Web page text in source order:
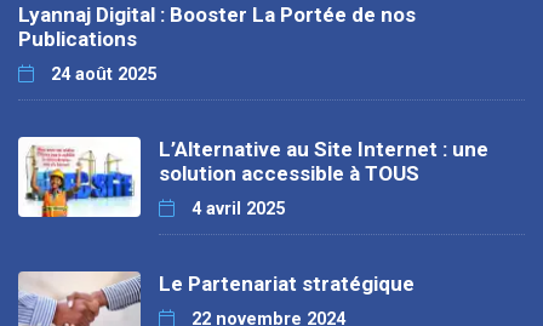
Lyannaj Digital : Booster La Portée de nos
Publications
24 août 2025
L’Alternative au Site Internet : une
solution accessible à TOUS
4 avril 2025
Le Partenariat stratégique
22 novembre 2024